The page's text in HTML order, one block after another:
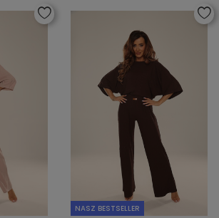
NASZ BESTSELLER